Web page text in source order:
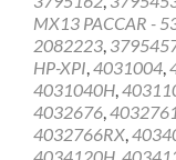
MX13 PACCAR -
2082223,
HP-XPI,4031004,
4031040H,
4032676,4032761
4032766RX,